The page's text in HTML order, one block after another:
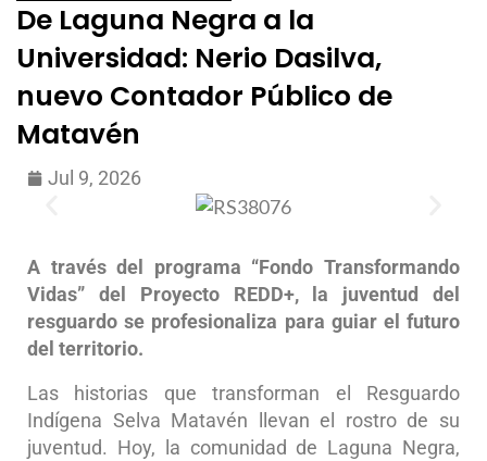
De Laguna Negra a la
Universidad: Nerio Dasilva,
nuevo Contador Público de
Matavén
Jul 9, 2026
A través del programa “Fondo Transformando
Vidas” del Proyecto REDD+, la juventud del
resguardo se profesionaliza para guiar el futuro
del territorio.
Las historias que transforman el Resguardo
Indígena Selva Matavén llevan el rostro de su
juventud. Hoy, la comunidad de Laguna Negra,